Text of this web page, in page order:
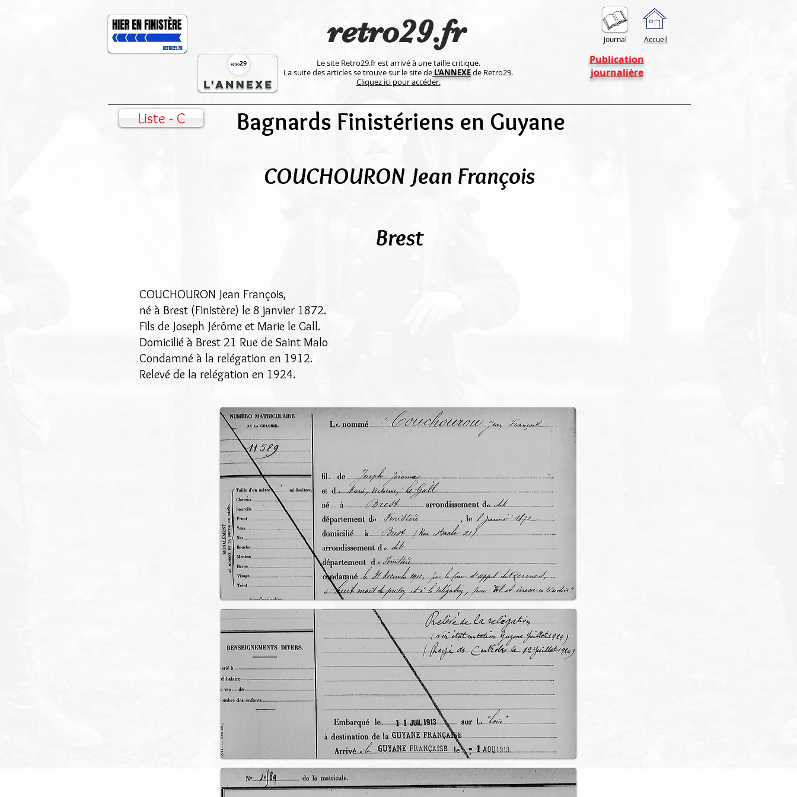
retro29.fr
Le site Retro29.fr est arrivé à une taille critique.
La suite des articles se trouve sur le site deL'ANNEXEde Retro29.
Cliquez ici pour accéder.
Journal Accueil
Publication
journalière
Liste - C
Bagnards Finistériens en Guyane
COUCHOURON Jean François
Brest
COUCHOURON Jean François,
né à Brest (Finistère) le 8 janvier 1872.
Fils de Joseph Jérôme et Marie le Gall.
Domicilié à Brest 21 Rue de Saint Malo
Condamné à la relégation en 1912.
Relevé de la relégation en 1924.